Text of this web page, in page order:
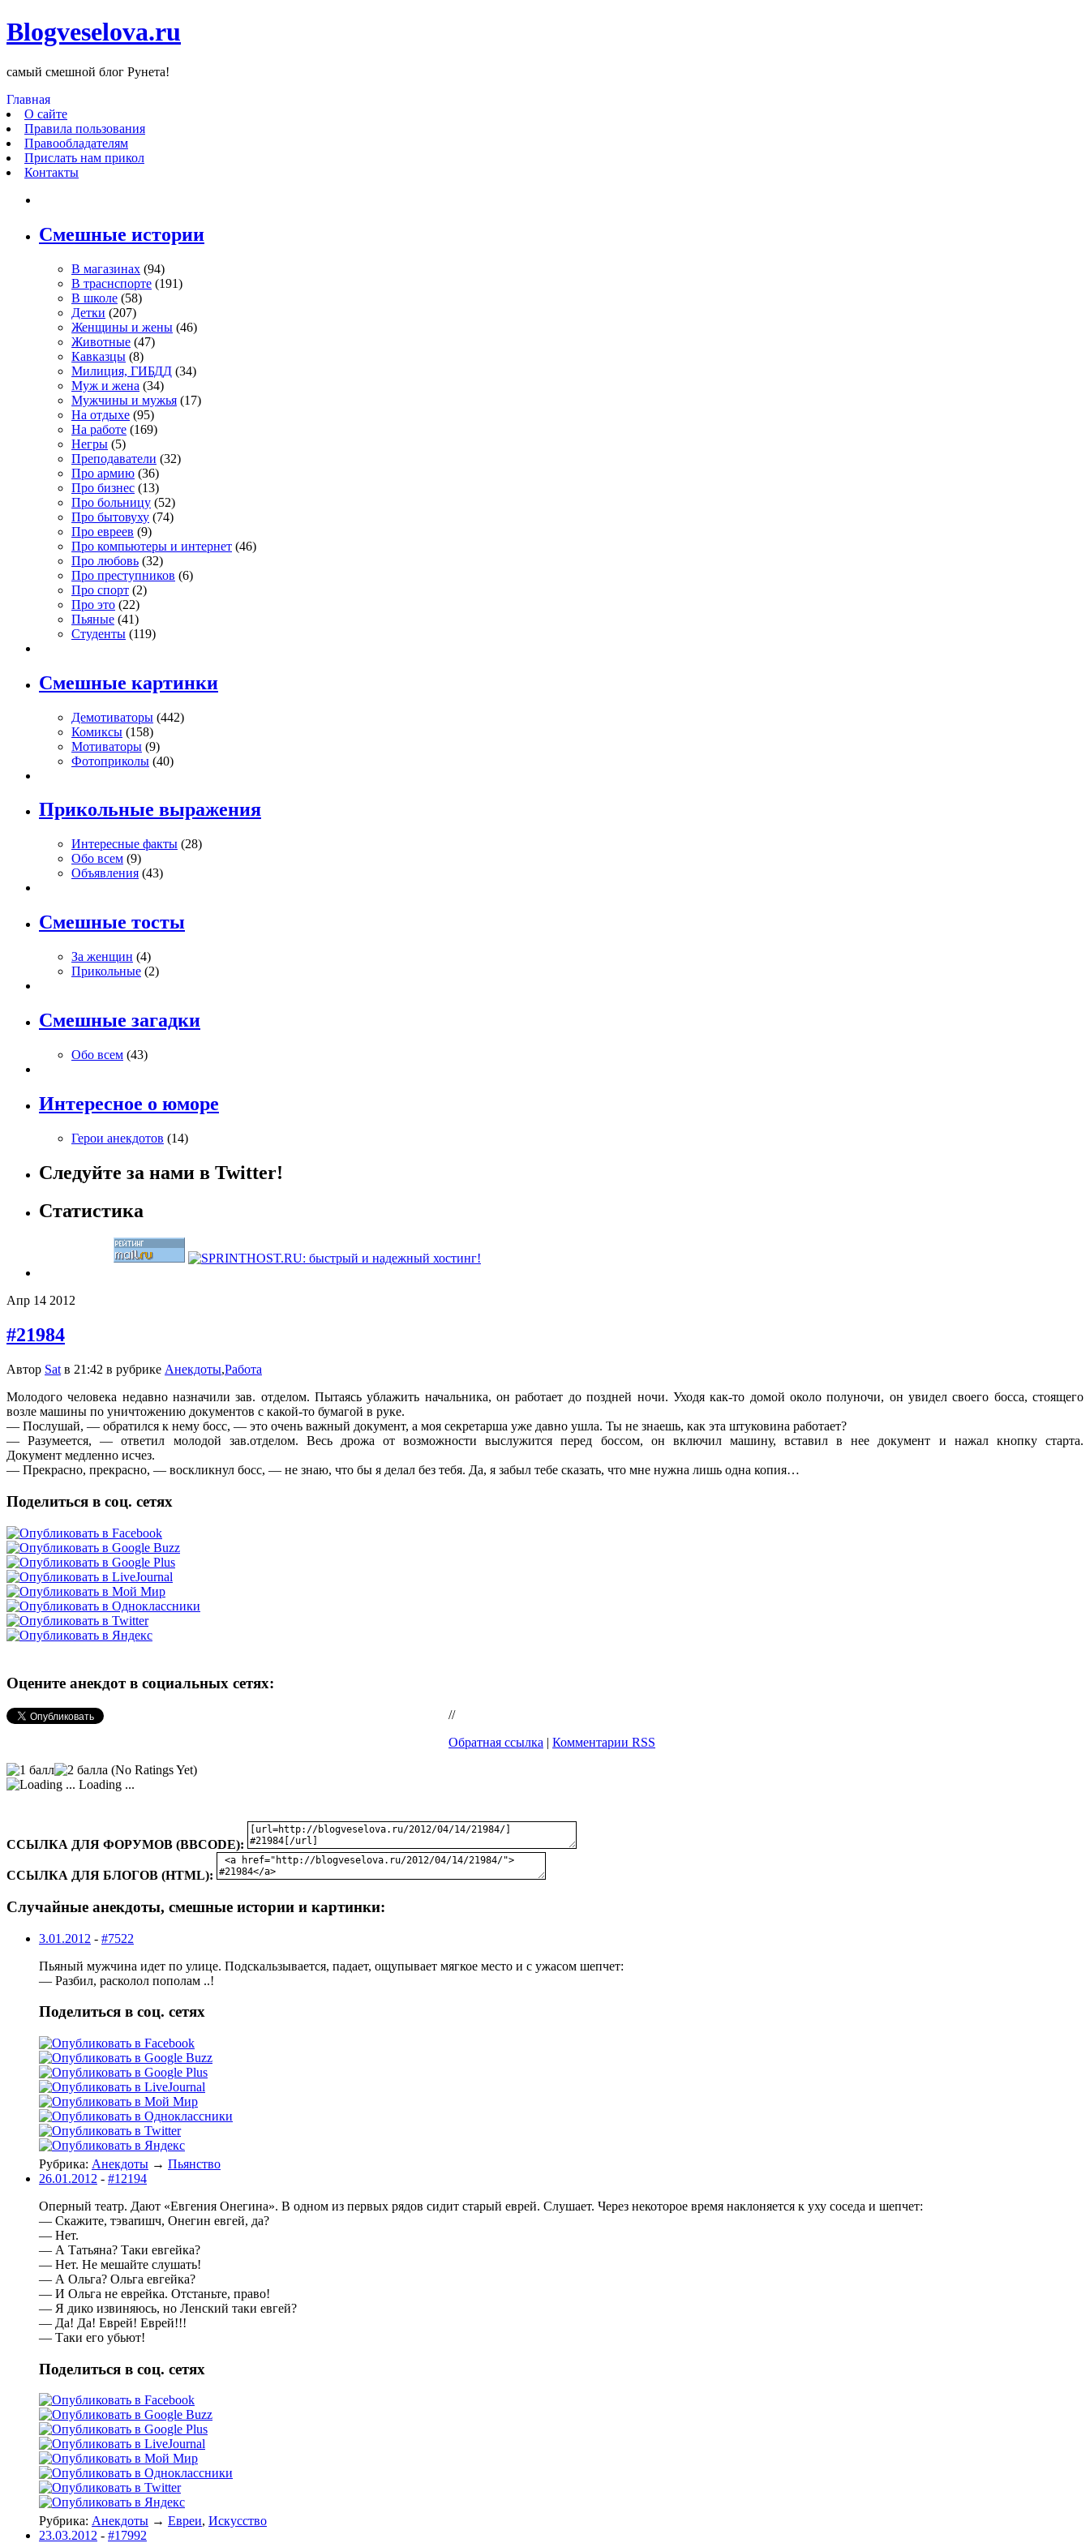
Blogveselova.ru
самый смешной блог Рунета!
Главная
О сайте
Правила пользования
Правообладателям
Прислать нам прикол
Контакты
Смешные истории
В магазинах (94)
В траснспорте (191)
В школе (58)
Детки (207)
Женщины и жены (46)
Животные (47)
Кавказцы (8)
Милиция, ГИБДД (34)
Муж и жена (34)
Мужчины и мужья (17)
На отдыхе (95)
На работе (169)
Негры (5)
Преподаватели (32)
Про армию (36)
Про бизнес (13)
Про больницу (52)
Про бытовуху (74)
Про евреев (9)
Про компьютеры и интернет (46)
Про любовь (32)
Про преступников (6)
Про спорт (2)
Про это (22)
Пьяные (41)
Студенты (119)
Смешные картинки
Демотиваторы (442)
Комиксы (158)
Мотиваторы (9)
Фотоприколы (40)
Прикольные выражения
Интересные факты (28)
Обо всем (9)
Объявления (43)
Смешные тосты
За женщин (4)
Прикольные (2)
Смешные загадки
Обо всем (43)
Интересное о юморе
Герои анекдотов (14)
Следуйте за нами в Twitter!
Статистика
Апр 14 2012
#21984
Автор Sat в 21:42 в рубрике Анекдоты,Работа
Молодого человека недавно назначили зав. отделом. Пытаясь ублажить начальника, он работает до поздней ночи. Уходя как-то домой около полуночи, он увидел своего босса, стоящего
возле машины по уничтожению документов с какой-то бумагой в руке.
— Послушай, — обратился к нему босс, — это очень важный документ, а моя секретарша уже давно ушла. Ты не знаешь, как эта штуковина работает?
— Разумеется, — ответил молодой зав.отделом. Весь дрожа от возможности выслужится перед боссом, он включил машину, вставил в нее документ и нажал кнопку старта.
Документ медленно исчез.
— Прекрасно, прекрасно, — воскликнул босс, — не знаю, что бы я делал без тебя. Да, я забыл тебе сказать, что мне нужна лишь одна копия…
Поделиться в соц. сетях
Оцените анекдот в социальных сетях:
//
Обратная ссылка | Комментарии RSS
(No Ratings Yet)
Loading ...
ССЫЛКА ДЛЯ ФОРУМОВ (BBCODE):
ССЫЛКА ДЛЯ БЛОГОВ (HTML):
Случайные анекдоты, смешные истории и картинки:
3.01.2012 - #7522
Пьяный мужчина идет по улице. Подскальзывается, падает, ощупывает мягкое место и с ужасом шепчет:
— Разбил, расколол пополам ..!
Поделиться в соц. сетях
Рубрика: Анекдоты → Пьянство
26.01.2012 - #12194
Оперный театр. Дают «Евгения Онегина». В одном из первых рядов сидит старый еврей. Слушает. Через некоторое время наклоняется к уху соседа и шепчет:
— Скажите, тэваrишч, Онегин евгей, да?
— Hет.
— А Татьяна? Таки евгейка?
— Hет. Hе мешайте слушать!
— А Ольга? Ольга евгейка?
— И Ольга не еврейка. Отстаньте, право!
— Я дико извиняюсь, но Ленский таки евгей?
— Да! Да! Еврей! Еврей!!!
— Таки его убьют!
Поделиться в соц. сетях
Рубрика: Анекдоты → Евреи, Искусство
23.03.2012 - #17992